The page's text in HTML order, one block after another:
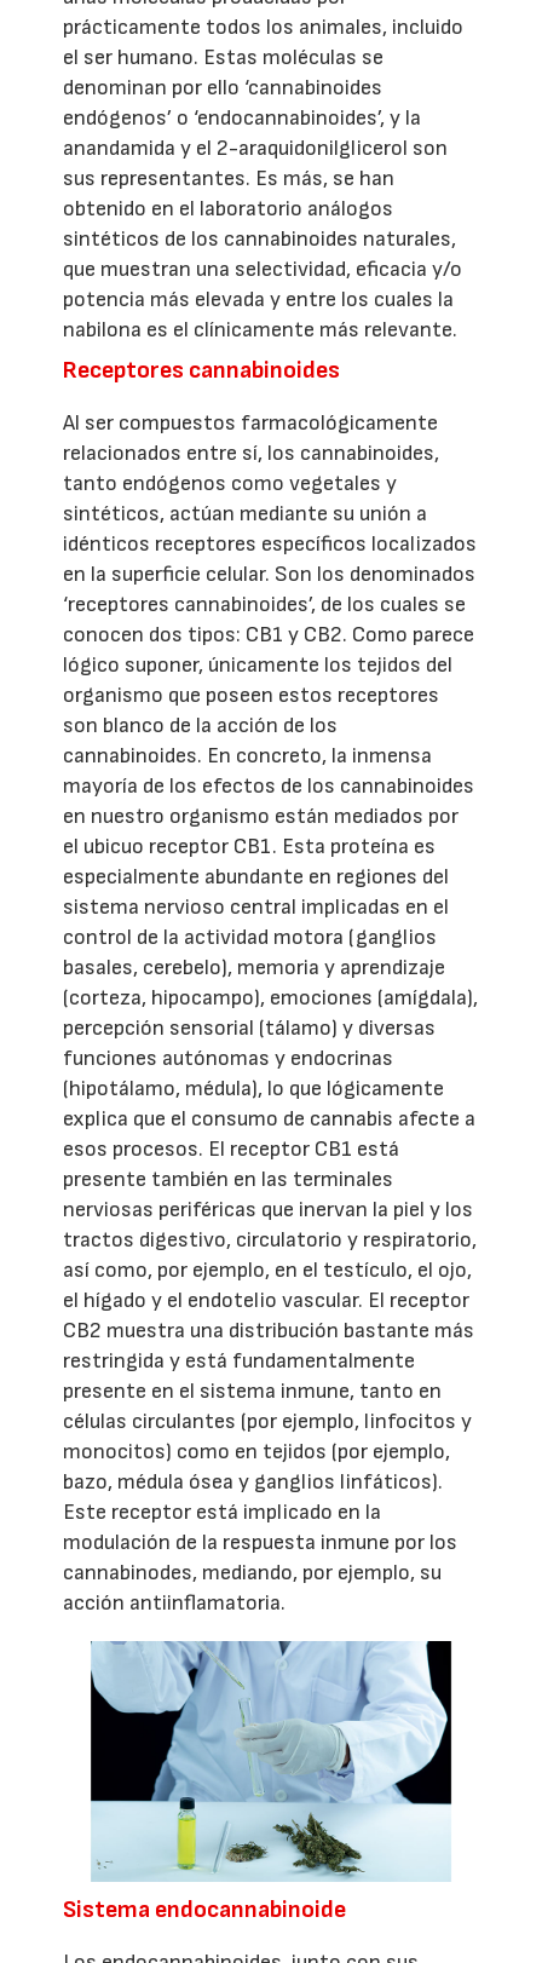
prácticamente todos los animales, incluido
el ser humano. Estas moléculas se
denominan por ello ‘cannabinoides
endógenos’ o ‘endocannabinoides’, y la
anandamida y el 2-araquidonilglicerol son
sus representantes. Es más, se han
obtenido en el laboratorio análogos
sintéticos de los cannabinoides naturales,
que muestran una selectividad, eficacia y/o
potencia más elevada y entre los cuales la
nabilona es el clínicamente más relevante.
Receptores cannabinoides
Al ser compuestos farmacológicamente
relacionados entre sí, los cannabinoides,
tanto endógenos como vegetales y
sintéticos, actúan mediante su unión a
idénticos receptores específicos localizados
en la superficie celular. Son los denominados
‘receptores cannabinoides’, de los cuales se
conocen dos tipos: CB1 y CB2. Como parece
lógico suponer, únicamente los tejidos del
organismo que poseen estos receptores
son blanco de la acción de los
cannabinoides. En concreto, la inmensa
mayoría de los efectos de los cannabinoides
en nuestro organismo están mediados por
el ubicuo receptor CB1. Esta proteína es
especialmente abundante en regiones del
sistema nervioso central implicadas en el
control de la actividad motora (ganglios
basales, cerebelo), memoria y aprendizaje
(corteza, hipocampo), emociones (amígdala),
percepción sensorial (tálamo) y diversas
funciones autónomas y endocrinas
(hipotálamo, médula), lo que lógicamente
explica que el consumo de cannabis afecte a
esos procesos. El receptor CB1 está
presente también en las terminales
nerviosas periféricas que inervan la piel y los
tractos digestivo, circulatorio y respiratorio,
así como, por ejemplo, en el testículo, el ojo,
el hígado y el endotelio vascular. El receptor
CB2 muestra una distribución bastante más
restringida y está fundamentalmente
presente en el sistema inmune, tanto en
células circulantes (por ejemplo, linfocitos y
monocitos) como en tejidos (por ejemplo,
bazo, médula ósea y ganglios linfáticos).
Este receptor está implicado en la
modulación de la respuesta inmune por los
cannabinodes, mediando, por ejemplo, su
acción antiinflamatoria.
Sistema endocannabinoide